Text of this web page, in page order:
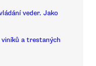
veder. Jako
a trestaných